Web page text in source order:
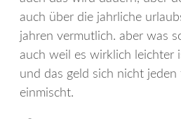
auch über die jahrliche
jahren vermutlich. aber was
auch weil es wirklich leichter
und das geld sich nicht jeden
einmischt.